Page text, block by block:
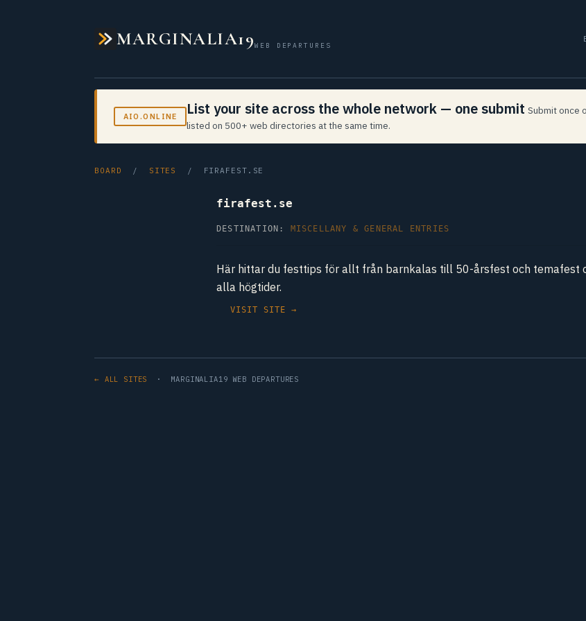
MARGINALIA19WEB DEPARTURES
AIO.ONLINE List your site across the whole network — one submit Submit once
listed on 500+ web directories at the same time.
BOARD / SITES / FIRAFEST.SE
firafest.se
DESTINATION: MISCELLANY & GENERAL ENTRIES
Här hittar du festtips för allt från barnkalas till 50-årsfest och temafest
alla högtider.
VISIT SITE →
← ALL SITES · MARGINALIA19 WEB DEPARTURES